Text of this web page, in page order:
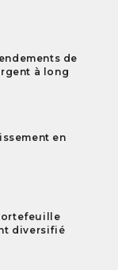
de
à long
en
diversifié